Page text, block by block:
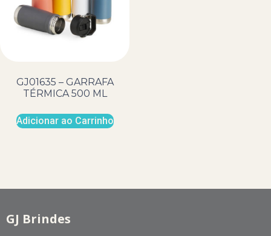
GJ01635 – GARRAFA
TÉRMICA 500 ML
Adicionar ao Carrinho
GJ Brindes